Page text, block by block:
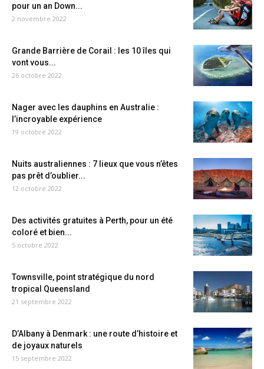
pour un an Down...
2 novembre 2022
Grande Barrière de Corail : les 10 îles qui
vont vous...
26 octobre 2022
Nager avec les dauphins en Australie :
l’incroyable expérience
19 octobre 2022
Nuits australiennes : 7 lieux que vous n’êtes
pas prêt d’oublier...
12 octobre 2022
Des activités gratuites à Perth, pour un été
coloré et bien...
5 octobre 2022
Townsville, point stratégique du nord
tropical Queensland
21 septembre 2022
D’Albany à Denmark : une route d’histoire et
de joyaux naturels
15 septembre 2022